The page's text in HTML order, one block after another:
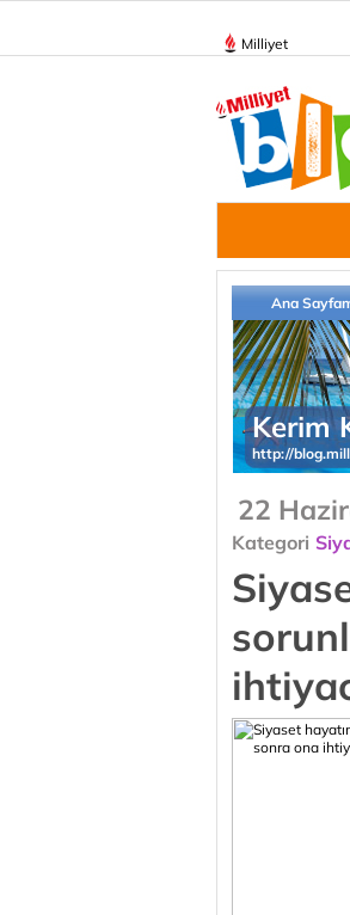
Milliyet
Ana
Kerim
http://
22
Kategori